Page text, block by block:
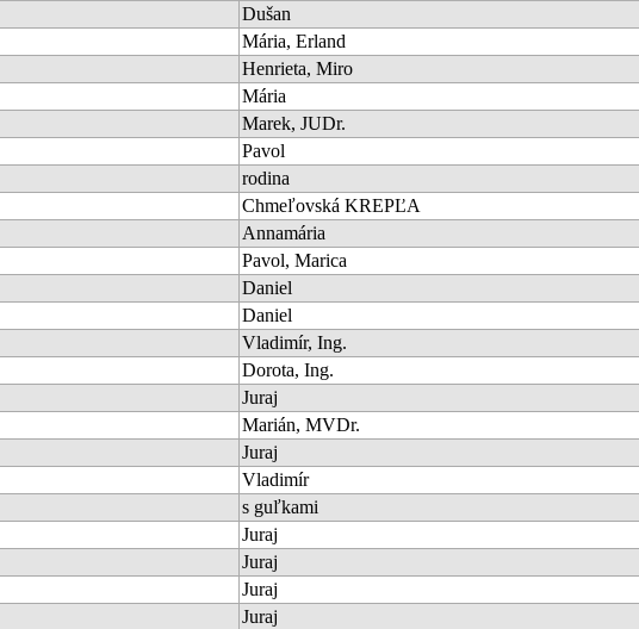
Dušan
Mária, Erland
Henrieta, Miro
Mária
Marek, JUDr.
Pavol
rodina
Chmeľovská KREPĽA
Annamária
Pavol, Marica
Daniel
Daniel
Vladimír, Ing.
Dorota, Ing.
Juraj
Marián, MVDr.
Juraj
Vladimír
s guľkami
Juraj
Juraj
Juraj
Juraj